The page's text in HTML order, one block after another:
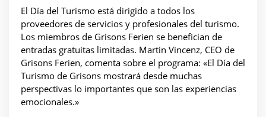
El Día del Turismo está dirigido a todos los
proveedores de servicios y profesionales del turismo.
Los miembros de Grisons Ferien se benefician de
entradas gratuitas limitadas. Martin Vincenz, CEO de
Grisons Ferien, comenta sobre el programa: «El Día del
Turismo de Grisons mostrará desde muchas
perspectivas lo importantes que son las experiencias
emocionales.»